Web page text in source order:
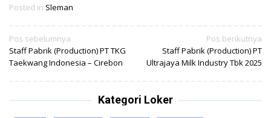
Posted in Sleman
Navigasi
pos
Pos sebelumnya
Staff Pabrik (Production) PT TKG
Taekwang Indonesia – Cirebon
Pos berikutnya
Staff Pabrik (Production) PT
Ultrajaya Milk Industry Tbk 2025
Kategori Loker